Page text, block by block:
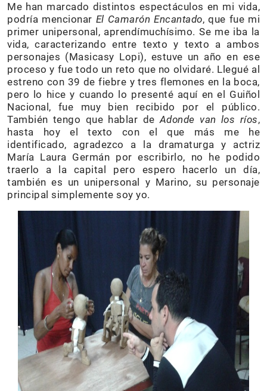
Me han marcado distintos espectáculos en mi vida,
podría mencionar El Camarón Encantado, que fue mi
primer unipersonal, aprendímuchísimo. Se me iba la
vida, caracterizando entre texto y texto a ambos
personajes (Masicasy Lopi), estuve un año en ese
proceso y fue todo un reto que no olvidaré. Llegué al
estreno con 39 de fiebre y tres flemones en la boca,
pero lo hice y cuando lo presenté aquí en el Guiñol
Nacional, fue muy bien recibido por el público.
También tengo que hablar deAdonde van los ríos,
hasta hoy el texto con el que más me he
identificado, agradezco a la dramaturga y actriz
María Laura Germán por escribirlo, no he podido
traerlo a la capital pero espero hacerlo un día,
también es un unipersonal y Marino, su personaje
principal simplemente soy yo.